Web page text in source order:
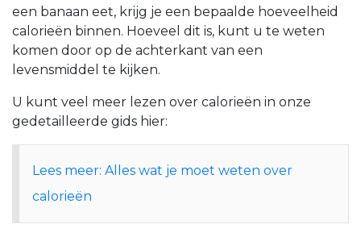
een banaan eet, krijg je een bepaalde hoeveelheid
calorieën binnen. Hoeveel dit is, kunt u te weten
komen door op de achterkant van een
levensmiddel te kijken.
U kunt veel meer lezen over calorieën in onze
gedetailleerde gids hier:
Lees meer: Alles wat je moet weten over
calorieën